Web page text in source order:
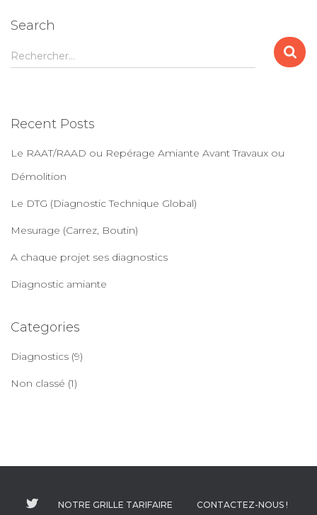
Search
R
e
r
h
e
Rechercher…
Recent Posts
Le RAAT/RAAD ou Repérage Amiante Avant Travaux ou
Démolition
Le DTG (Diagnostic Technique Global)
Mesurage (Carrez, Boutin)
A chaque projet ses diagnostics
Diagnostic amiante
Categories
Diagnostics (9)
Non classé (1)
NOTRE GRILLE TARIFAIRE CONTACTEZ-NOUS !